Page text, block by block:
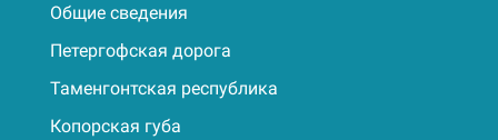
Общие сведения
Петергофская дорога
Таменгонтская республика
Копорская губа